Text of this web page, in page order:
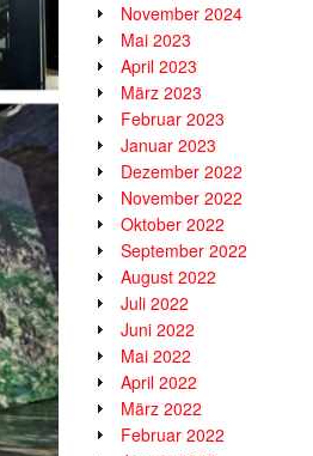
November 2024
Mai 2023
April 2023
März 2023
Februar 2023
Januar 2023
Dezember 2022
November 2022
Oktober 2022
September 2022
August 2022
Juli 2022
Juni 2022
Mai 2022
April 2022
März 2022
Februar 2022